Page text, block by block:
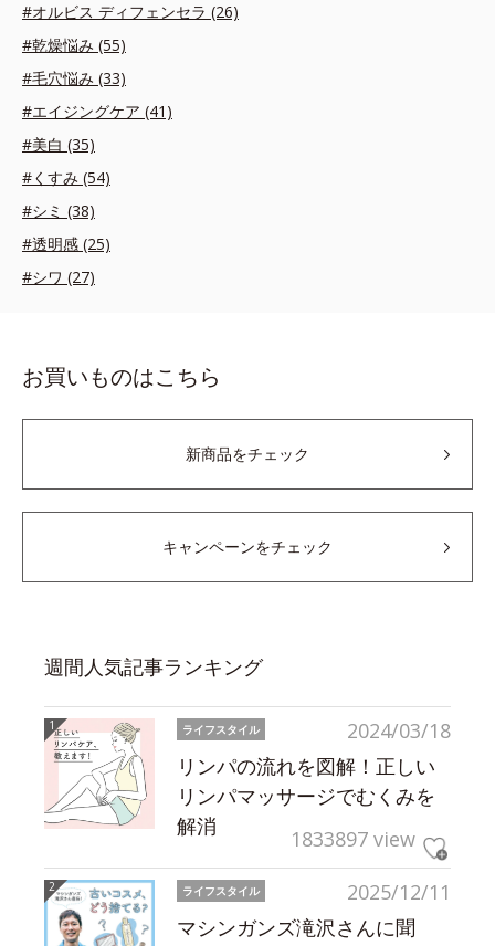
#オルビス ディフェンセラ (26)
#乾燥悩み (55)
#毛穴悩み (33)
#エイジングケア (41)
#美白 (35)
#くすみ (54)
#シミ (38)
#透明感 (25)
#シワ (27)
お買いものはこちら
新商品をチェック
キャンペーンをチェック
週間人気記事ランキング
2024/03/18
ライフスタイル
リンパの流れを図解！正しい
リンパマッサージでむくみを
解消
1833897 view
2025/12/11
ライフスタイル
マシンガンズ滝沢さんに聞